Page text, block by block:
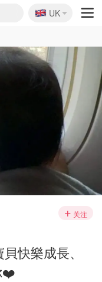
🇬🇧
UK
关注
快樂成長、
❤️